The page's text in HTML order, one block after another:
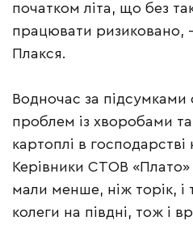
початком літа, що без
працювати ризиковано,
Плакся.
Водночас за підсумками
проблем із хворобами
картоплі в господарстві
Керівники СТОВ
мали менше, ніж торік, і
колеги на півдні, тож і